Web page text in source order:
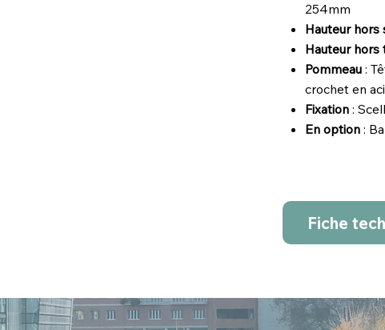
254mm
Hauteur hors
Hauteur hors
Pommeau :
crochet en
Fixation :
En option :
Fiche